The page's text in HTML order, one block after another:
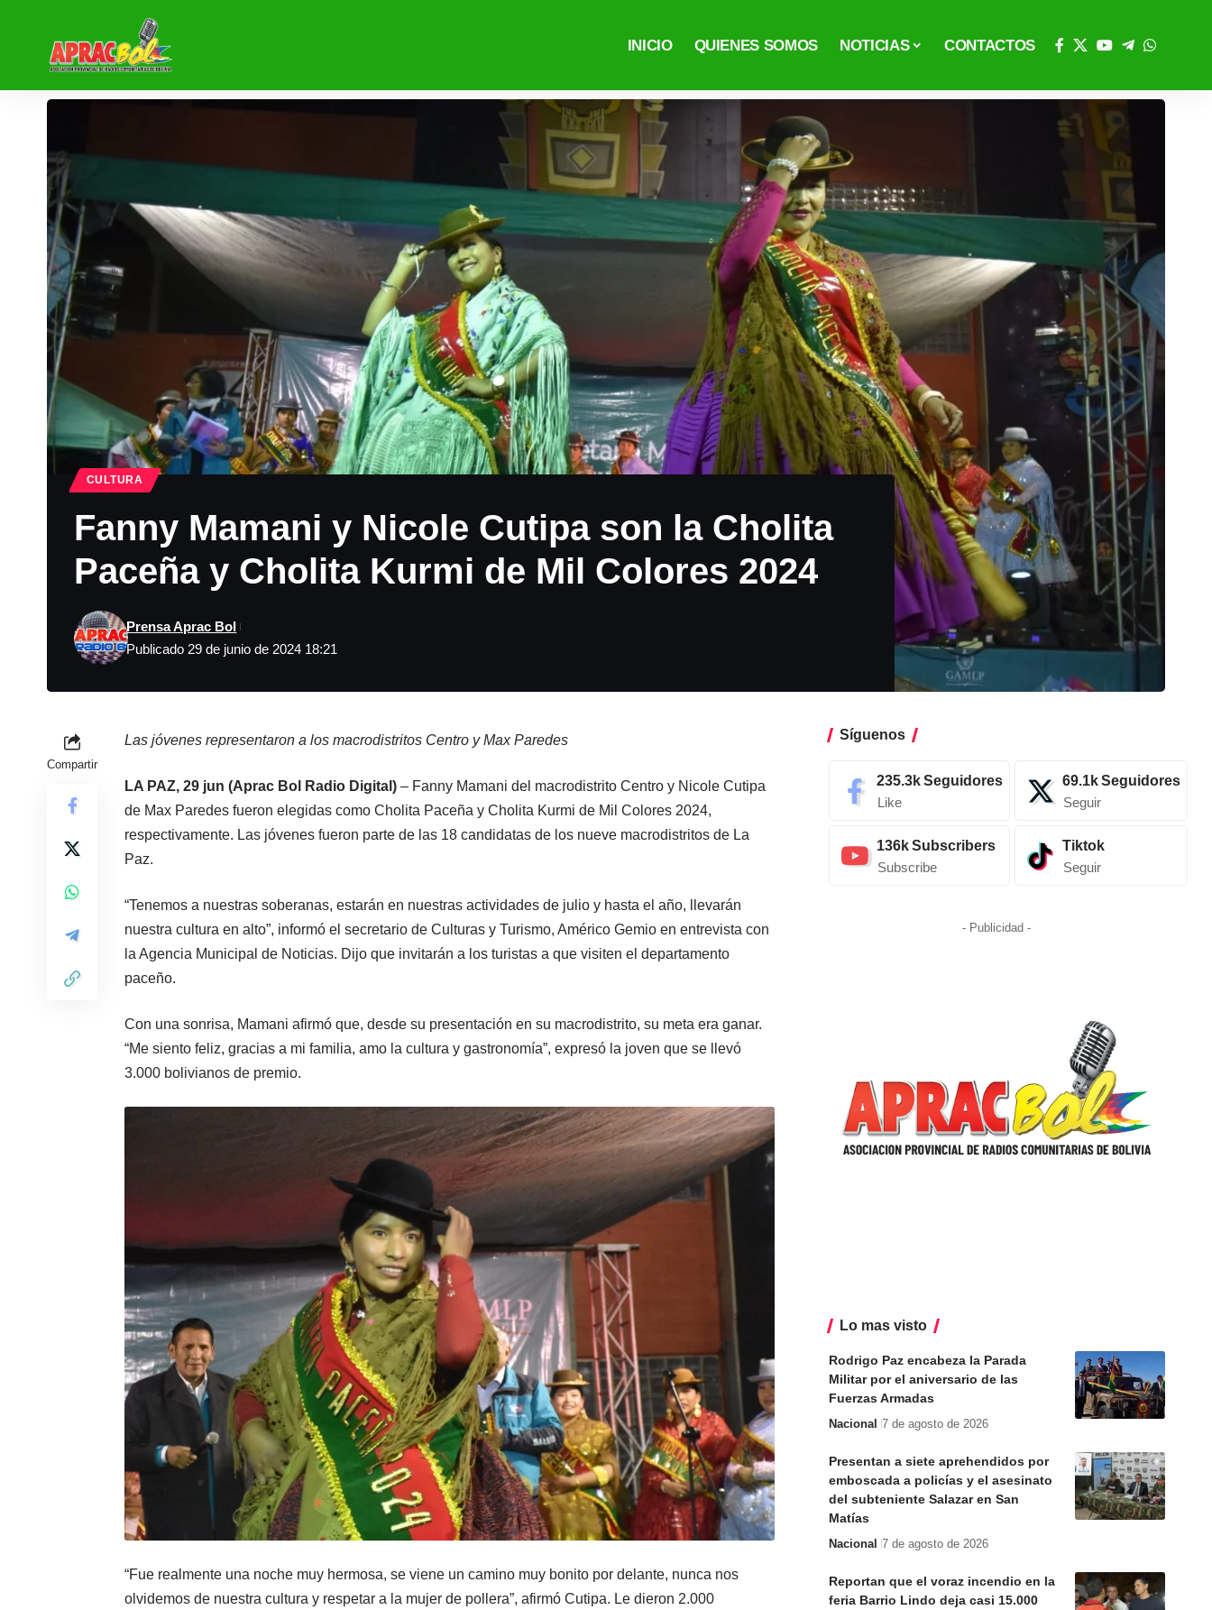
INICIO QUIENES SOMOS NOTICIAS CONTACTOS
CULTURA
Fanny Mamani y Nicole Cutipa son la Cholita
Paceña y Cholita Kurmi de Mil Colores 2024
Publicado 29 de junio de 2024 18:21
Prensa Aprac Bol
Compartir
Las jóvenes representaron a los macrodistritos Centro y Max Paredes
LA PAZ, 29 jun (Aprac Bol Radio Digital) – Fanny Mamani del macrodistrito Centro y Nicole Cutipa
de Max Paredes fueron elegidas como Cholita Paceña y Cholita Kurmi de Mil Colores 2024,
respectivamente. Las jóvenes fueron parte de las 18 candidatas de los nueve macrodistritos de La
Paz.
“Tenemos a nuestras soberanas, estarán en nuestras actividades de julio y hasta el año, llevarán
nuestra cultura en alto”, informó el secretario de Culturas y Turismo, Américo Gemio en entrevista con
la Agencia Municipal de Noticias. Dijo que invitarán a los turistas a que visiten el departamento
paceño.
Con una sonrisa, Mamani afirmó que, desde su presentación en su macrodistrito, su meta era ganar.
“Me siento feliz, gracias a mi familia, amo la cultura y gastronomía”, expresó la joven que se llevó
3.000 bolivianos de premio.
“Fue realmente una noche muy hermosa, se viene un camino muy bonito por delante, nunca nos
olvidemos de nuestra cultura y respetar a la mujer de pollera”, afirmó Cutipa. Le dieron 2.000
Síguenos
235.3kSeguidores
Like
69.1kSeguidores
Seguir
136kSubscribers
Subscribe
Tiktok
Seguir
- Publicidad -
Lo mas visto
Rodrigo Paz encabeza la Parada
Militar por el aniversario de las
Fuerzas Armadas
Nacional 7 de agosto de 2026
Presentan a siete aprehendidos por
emboscada a policías y el asesinato
del subteniente Salazar en San
Matías
Nacional 7 de agosto de 2026
Reportan que el voraz incendio en la
feria Barrio Lindo deja casi 15.000